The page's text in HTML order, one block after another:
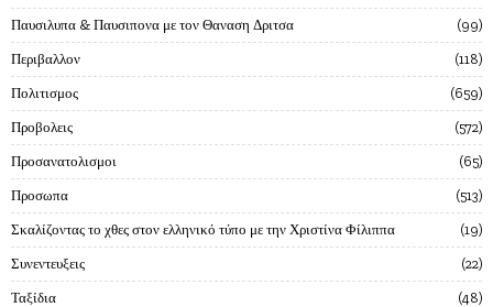
Παυσιλυπα & Παυσιπονα με τον Θαναση Δριτσα 99
Περιβαλλον 118
Πολιτισμος 659
Προβολεις 572
Προσανατολισμοι 65
Προσωπα 513
Σκαλίζοντας το χθες στον ελληνικό τύπο με την Χριστίνα Φίλιππα 19
Συνεντευξεις 22
Ταξίδια 48